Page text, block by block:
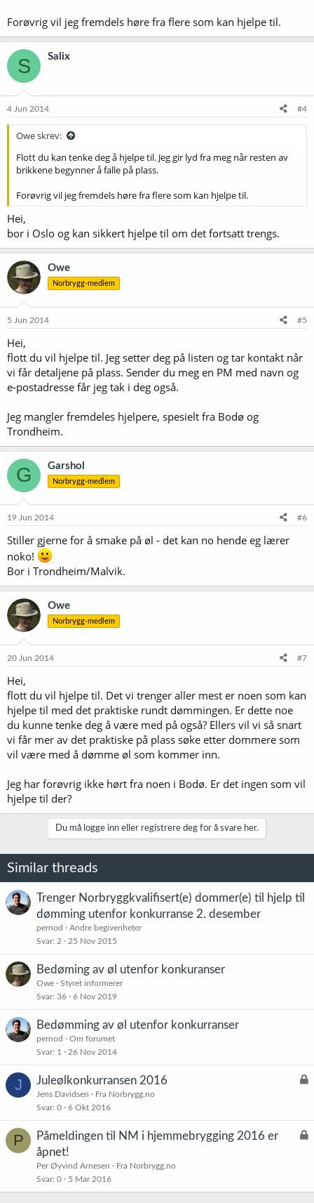
Forøvrig vil jeg fremdels høre fra flere som kan hjelpe til.
S Salix
4 Jun 2014 #4
Owe skrev:
Flott du kan tenke deg å hjelpe til. Jeg gir lyd fra meg når resten av
brikkene begynner å falle på plass.
Forøvrig vil jeg fremdels høre fra flere som kan hjelpe til.
Hei,
bor i Oslo og kan sikkert hjelpe til om det fortsatt trengs.
Owe
Norbrygg-medlem
5 Jun 2014 #5
Hei,
flott du vil hjelpe til. Jeg setter deg på listen og tar kontakt når
vi får detaljene på plass. Sender du meg en PM med navn og
e-postadresse får jeg tak i deg også.
Jeg mangler fremdeles hjelpere, spesielt fra Bodø og
Trondheim.
G Garshol
Norbrygg-medlem
19 Jun 2014 #6
Stiller gjerne for å smake på øl - det kan no hende eg lærer
noko!
Bor i Trondheim/Malvik.
Owe
Norbrygg-medlem
20 Jun 2014 #7
Hei,
flott du vil hjelpe til. Det vi trenger aller mest er noen som kan
hjelpe til med det praktiske rundt dømmingen. Er dette noe
du kunne tenke deg å være med på også? Ellers vil vi så snart
vi får mer av det praktiske på plass søke etter dommere som
vil være med å dømme øl som kommer inn.
Jeg har forøvrig ikke hørt fra noen i Bodø. Er det ingen som vil
hjelpe til der?
Du må logge inn eller registrere deg for å svare her.
Similar threads
Trenger Norbryggkvalifisert(e) dommer(e) til hjelp til
dømming utenfor konkurranse 2. desember
pernod
Andre begivenheter
Svar 2 25 Nov 2015
Bedøming av øl utenfor konkuranser
Owe
Styret informerer
Svar 36 6 Nov 2019
Bedømming av øl utenfor konkurranser
pernod
Om forumet
Svar 1 26 Nov 2014
J
L
Juleølkonkurransen 2016
Jens Davidsen
Fra Norbrygg.no
Svar 0 6 Okt 2016
P
L
Påmeldingen til NM i hjemmebrygging 2016 er
åpnet!
Per Øyvind Arnesen
Fra Norbrygg.no
Svar 0 5 Mar 2016